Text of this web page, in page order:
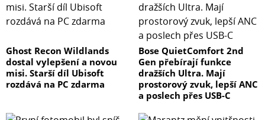
Ghost Recon Wildlands
dostal vylepšení a novou
misi. Starší díl Ubisoft
rozdává na PC zdarma
Bose QuietComfort 2nd
Gen přebírají funkce
dražších Ultra. Mají
prostorový zvuk, lepší ANC
a poslech přes USB-C